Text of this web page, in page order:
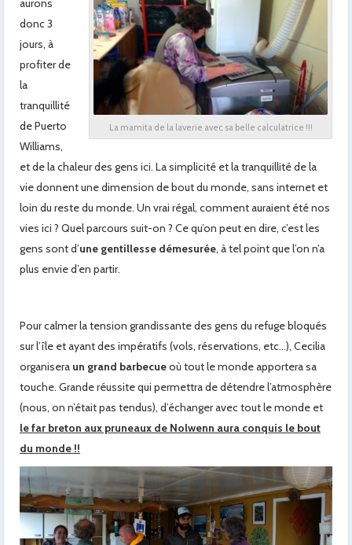
La mamita de la laverie avec sa belle calculatrice !!!
aurons
donc 3
jours, à
profiter de
la
tranquillité
de Puerto
Williams,
et de la chaleur des gens ici. La simplicité et la tranquillité de la
vie donnent une dimension de bout du monde, sans internet et
loin du reste du monde. Un vrai régal, comment auraient été nos
vies ici ? Quel parcours suit-on ? Ce qu’on peut en dire, c’est les
gens sont d’une gentillesse démesurée, à tel point que l’on n’a
plus envie d’en partir.
Pour calmer la tension grandissante des gens du refuge bloqués
sur l’île et ayant des impératifs (vols, réservations, etc…), Cecilia
organisera un grand barbecueoù tout le monde apportera sa
touche. Grande réussite qui permettra de détendre l’atmosphère
(nous, on n’était pas tendus), d’échanger avec tout le monde et
le far breton aux pruneaux de Nolwenn aura conquis le bout
du monde !!